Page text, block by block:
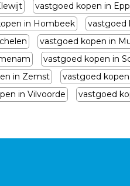
vastgoed kopen in
in Hombeek
vastgoed
vastgoed kopen in
vastgoed kopen in
in Zemst
vastgoed
in Vilvoorde vastgoed